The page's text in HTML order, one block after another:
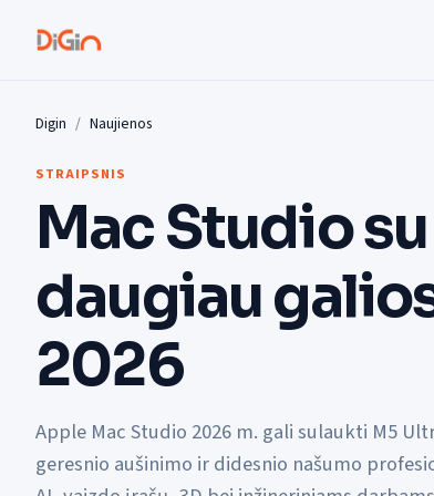
Digin Naujienos
STRAIPSNIS
Mac Studio
daugiau
2026
Apple Mac Studio 2026 m. gali sulaukti M5
geresnio aušinimo ir didesnio našumo